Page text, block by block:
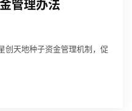
管理办法
创天地种子资金管理机制，促